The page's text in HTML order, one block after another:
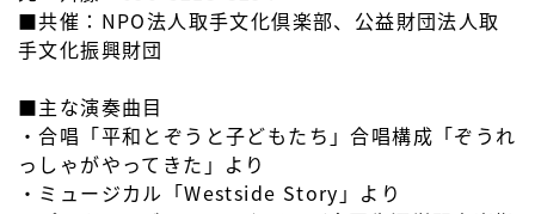
■共催：NPO法人取手文化倶楽部、公益財団法人取
手文化振興財団
■主な演奏曲目
・合唱「平和とぞうと子どもたち」合唱構成「ぞうれ
っしゃがやってきた」より
・ミュージカル「Westside Story」より